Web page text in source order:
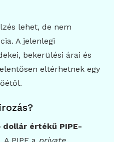
lehet, de nem
A jelenlegi
bekerülési árai és
eltérhetnek egy
dollár értékű PIPE-